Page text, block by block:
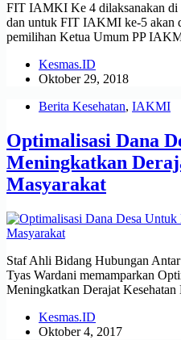
FIT IAMKI Ke 4 dilaksanakan di
dan untuk FIT IAKMI ke-5 akan
pemilihan Ketua Umum PP
Kesmas.ID
Oktober 29, 2018
Berita Kesehatan, IAKMI
Optimalisasi Dana
Meningkatkan
Masyarakat
Staf Ahli Bidang Hubungan
Tyas Wardani memamparkan
Meningkatkan Derajat Kesehatan
Kesmas.ID
Oktober 4, 2017